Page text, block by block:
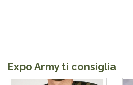
Expo Army ti consiglia